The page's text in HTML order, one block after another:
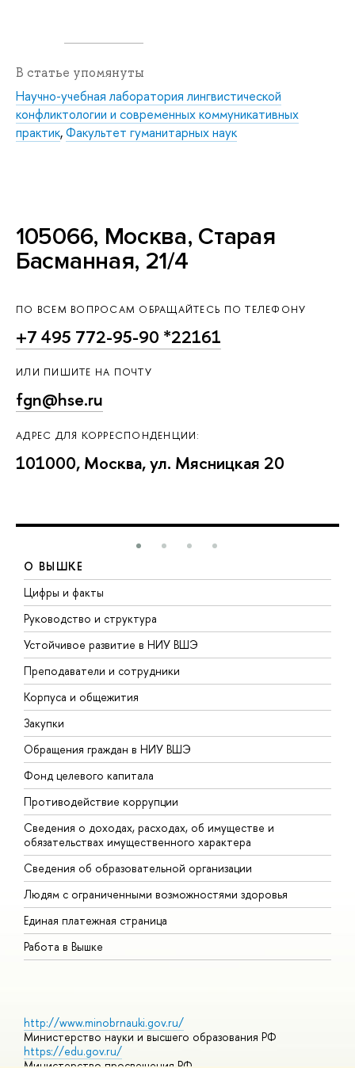
В статье упомянуты
Научно-учебная лаборатория лингвистической
конфликтологии и современных коммуникативных
практик,Факультет гуманитарных наук
105066, Москва, Старая
Басманная, 21/4
ПО ВСЕМ ВОПРОСАМ ОБРАЩАЙТЕСЬ ПО ТЕЛЕФОНУ
+7 495 772-95-90 *22161
ИЛИ ПИШИТЕ НА ПОЧТУ
fgn@hse.ru
АДРЕС ДЛЯ КОРРЕСПОНДЕНЦИИ:
101000, Москва, ул. Мясницкая 20
О ВЫШКЕ
Цифры и факты
Руководство и структура
Устойчивое развитие в НИУ ВШЭ
Преподаватели и сотрудники
Корпуса и общежития
Закупки
Обращения граждан в НИУ ВШЭ
Фонд целевого капитала
Противодействие коррупции
Сведения о доходах, расходах, об имуществе и
обязательствах имущественного характера
Сведения об образовательной организации
Людям с ограниченными возможностями здоровья
Единая платежная страница
Работа в Вышке
http://www.minobrnauki.gov.ru/
Министерство науки и высшего образования РФ
https://edu.gov.ru/